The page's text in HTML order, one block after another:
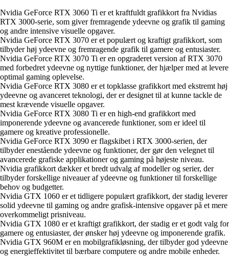
Nvidia GeForce RTX 3060 Ti er et kraftfuldt grafikkort fra Nvidias
RTX 3000-serie, som giver fremragende ydeevne og grafik til gaming
og andre intensive visuelle opgaver.
Nvidia GeForce RTX 3070 er et populært og kraftigt grafikkort, som
tilbyder høj ydeevne og fremragende grafik til gamere og entusiaster.
Nvidia GeForce RTX 3070 Ti er en opgraderet version af RTX 3070
med forbedret ydeevne og nyttige funktioner, der hjælper med at levere
optimal gaming oplevelse.
Nvidia GeForce RTX 3080 er et topklasse grafikkort med ekstremt høj
ydeevne og avanceret teknologi, der er designet til at kunne tackle de
mest krævende visuelle opgaver.
Nvidia GeForce RTX 3080 Ti er en high-end grafikkort med
imponerende ydeevne og avancerede funktioner, som er ideel til
gamere og kreative professionelle.
Nvidia GeForce RTX 3090 er flagskibet i RTX 3000-serien, der
tilbyder enestående ydeevne og funktioner, der gør den velegnet til
avancerede grafiske applikationer og gaming på højeste niveau.
Nvidia grafikkort dækker et bredt udvalg af modeller og serier, der
tilbyder forskellige niveauer af ydeevne og funktioner til forskellige
behov og budgetter.
Nvidia GTX 1060 er et tidligere populært grafikkort, der stadig leverer
solid ydeevne til gaming og andre grafisk-intensive opgaver på et mere
overkommeligt prisniveau.
Nvidia GTX 1080 er et kraftigt grafikkort, der stadig er et godt valg for
gamere og entusiaster, der ønsker høj ydeevne og imponerende grafik.
Nvidia GTX 960M er en mobilgrafikløsning, der tilbyder god ydeevne
og energieffektivitet til bærbare computere og andre mobile enheder.